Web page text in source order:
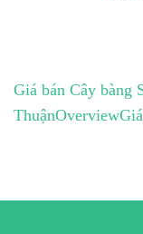
Giá bán Cây bàng
ThuậnOverview